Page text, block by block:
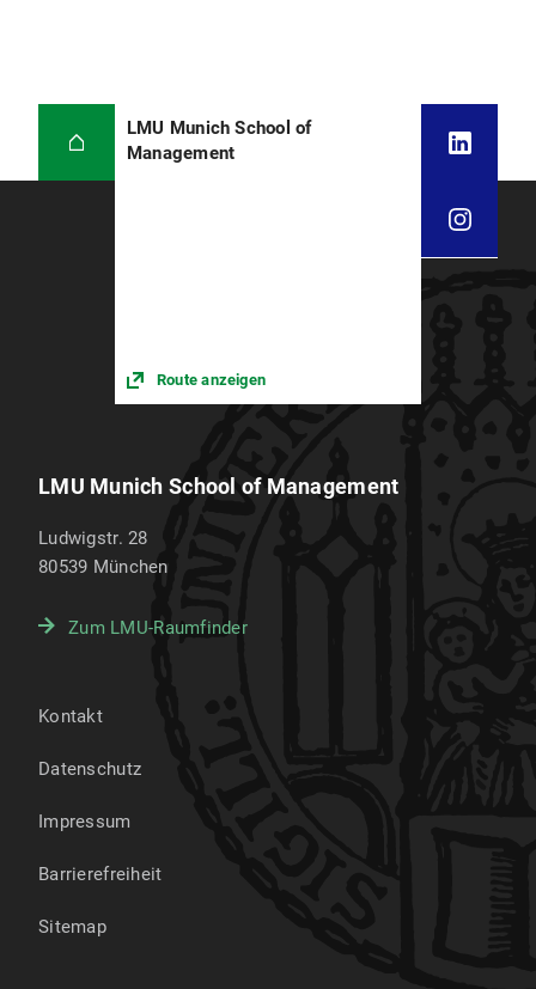
LMU Munich School of
Management
Route anzeigen
LMU Munich School of Management
Ludwigstr. 28
80539 München
Zum LMU-Raumfinder
Kontakt
Datenschutz
Impressum
Barrierefreiheit
Sitemap